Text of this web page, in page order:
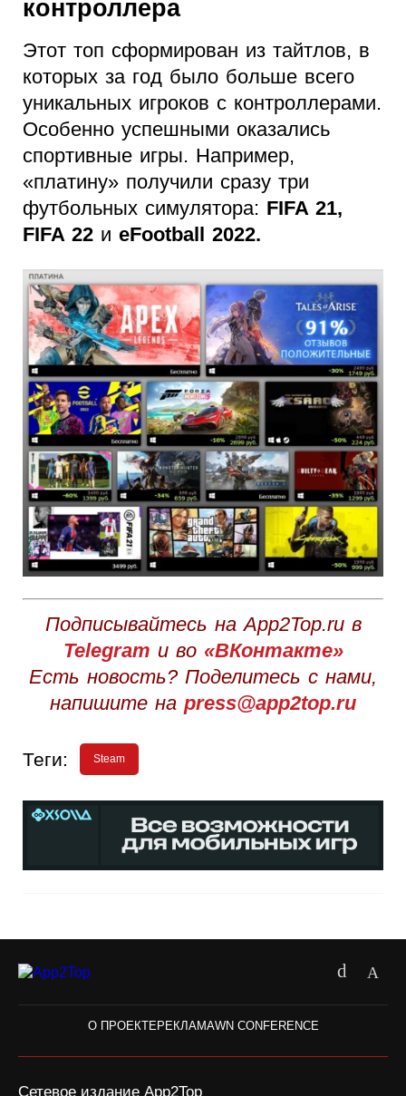
контроллера
Этот топ сформирован из тайтлов, в
которых за год было больше всего
уникальных игроков с контроллерами.
Особенно успешными оказались
спортивные игры. Например,
«платину» получили сразу три
футбольных симулятора: FIFA 21,
FIFA 22 и eFootball 2022.
Подписывайтесь на App2Top.ru в
Telegram и во «ВКонтакте»
Есть новость? Поделитесь с нами,
напишите на press@app2top.ru
Теги: Steam
О ПРОЕКТЕРЕКЛАМАWN CONFERENCE
Сетевое издание App2Top